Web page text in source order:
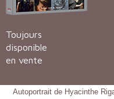
Toujours
disponible
en vente
Autoportrait de Hyacinthe